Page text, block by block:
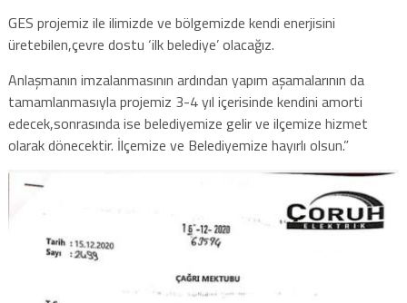
GES projemiz ile ilimizde ve bölgemizde kendi enerjisini
üretebilen,çevre dostu ‘ilk belediye’ olacağız.
Anlaşmanın imzalanmasının ardından yapım aşamalarının da
tamamlanmasıyla projemiz 3-4 yıl içerisinde kendini amorti
edecek,sonrasında ise belediyemize gelir ve ilçemize hizmet
olarak dönecektir. İlçemize ve Belediyemize hayırlı olsun.”